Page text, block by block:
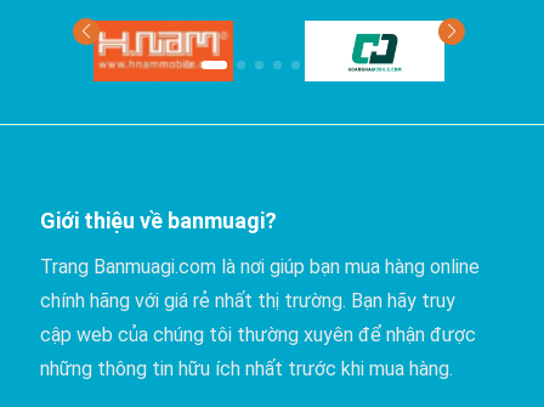
rẻ
nhất?
Giới thiệu về banmuagi?
Trang Banmuagi.com là nơi giúp bạn mua hàng online
chính hãng với giá rẻ nhất thị trường. Bạn hãy truy
cập web của chúng tôi thường xuyên để nhận được
những thông tin hữu ích nhất trước khi mua hàng.